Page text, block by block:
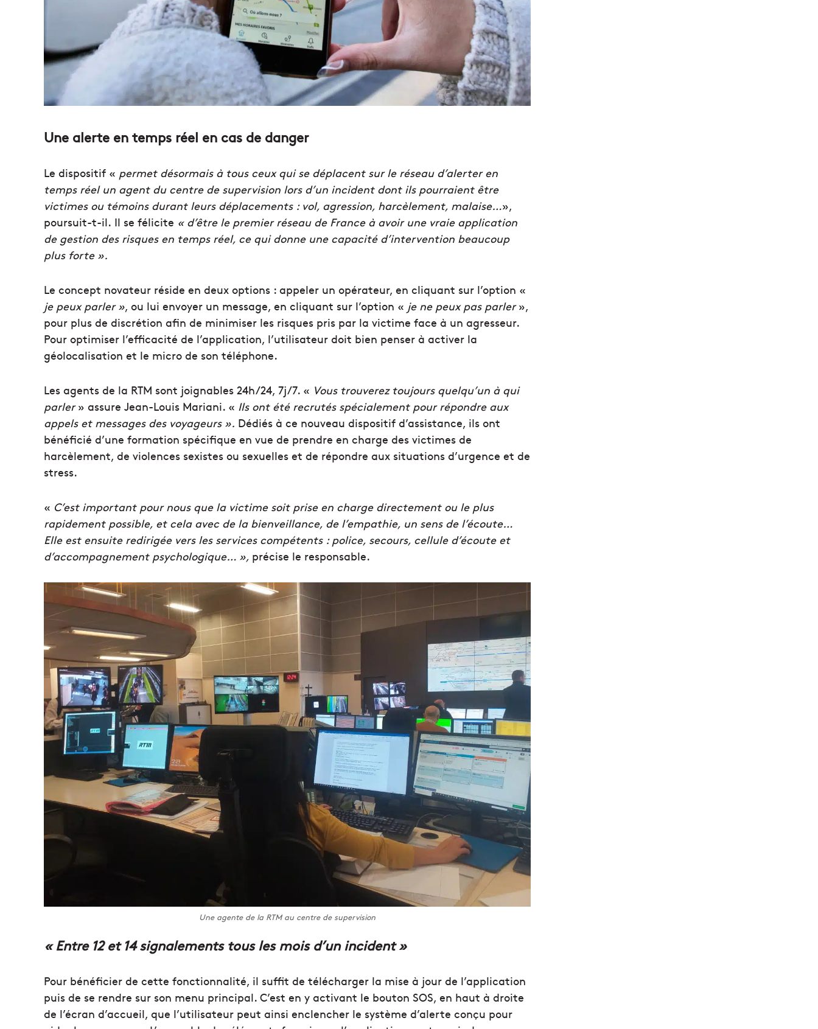
Une alerte en temps réel en cas de danger
Le dispositif « permet désormais à tous ceux qui se déplacent sur le réseau d’alerter en
temps réel un agent du centre de supervision lors d’un incident dont ils pourraient être
victimes ou témoins durant leurs déplacements : vol, agression, harcèlement, malaise…»,
poursuit-t-il. Il se félicite « d’être le premier réseau de France à avoir une vraie application
de gestion des risques en temps réel, ce qui donne une capacité d’intervention beaucoup
plus forte ».
Le concept novateur réside en deux options : appeler un opérateur, en cliquant sur l’option «
je peux parler », ou lui envoyer un message, en cliquant sur l’option « je ne peux pas parler»,
pour plus de discrétion afin de minimiser les risques pris par la victime face à un agresseur.
Pour optimiser l’efficacité de l’application, l’utilisateur doit bien penser à activer la
géolocalisation et le micro de son téléphone.
Les agents de la RTM sont joignables 24h/24, 7j/7. « Vous trouverez toujours quelqu’un à qui
parler» assure Jean-Louis Mariani. « Ils ont été recrutés spécialement pour répondre aux
appels et messages des voyageurs ». Dédiés à ce nouveau dispositif d’assistance, ils ont
bénéficié d’une formation spécifique en vue de prendre en charge des victimes de
harcèlement, de violences sexistes ou sexuelles et de répondre aux situations d’urgence et de
stress.
« C’est important pour nous que la victime soit prise en charge directement ou le plus
rapidement possible, et cela avec de la bienveillance, de l’empathie, un sens de l’écoute…
Elle est ensuite redirigée vers les services compétents : police, secours, cellule d’écoute et
d’accompagnement psychologique… », précise le responsable.
Une agente de la RTM au centre de supervision
« Entre 12 et 14 signalements tous les mois d’un incident »
Pour bénéficier de cette fonctionnalité, il suffit de télécharger la mise à jour de l’application
puis de se rendre sur son menu principal. C’est en y activant le bouton SOS, en haut à droite
de l’écran d’accueil, que l’utilisateur peut ainsi enclencher le système d’alerte conçu pour